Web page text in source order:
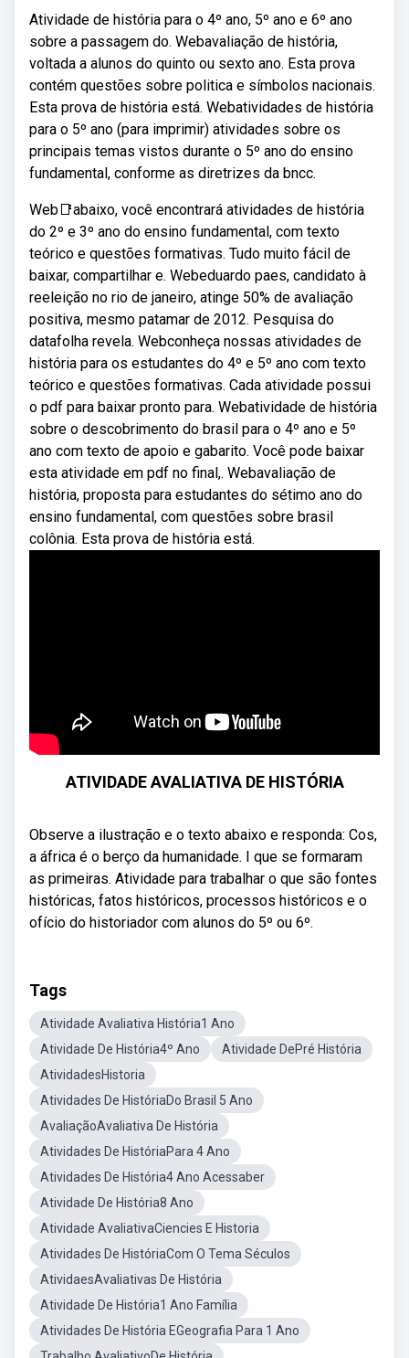
Atividade de história para o 4º ano, 5º ano e 6º ano
sobre a passagem do. Webavaliação de história,
voltada a alunos do quinto ou sexto ano. Esta prova
contém questões sobre politica e símbolos nacionais.
Esta prova de história está. Webatividades de história
para o 5º ano (para imprimir) atividades sobre os
principais temas vistos durante o 5º ano do ensino
fundamental, conforme as diretrizes da bncc.
Web📑abaixo, você encontrará atividades de história
do 2º e 3º ano do ensino fundamental, com texto
teórico e questões formativas. Tudo muito fácil de
baixar, compartilhar e. Webeduardo paes, candidato à
reeleição no rio de janeiro, atinge 50% de avaliação
positiva, mesmo patamar de 2012. Pesquisa do
datafolha revela. Webconheça nossas atividades de
história para os estudantes do 4º e 5º ano com texto
teórico e questões formativas. Cada atividade possui
o pdf para baixar pronto para. Webatividade de história
sobre o descobrimento do brasil para o 4º ano e 5º
ano com texto de apoio e gabarito. Você pode baixar
esta atividade em pdf no final,. Webavaliação de
história, proposta para estudantes do sétimo ano do
ensino fundamental, com questões sobre brasil
colônia. Esta prova de história está.
ATIVIDADE AVALIATIVA DE HISTÓRIA
Observe a ilustração e o texto abaixo e responda: Cos,
a áfrica é o berço da humanidade. I que se formaram
as primeiras. Atividade para trabalhar o que são fontes
históricas, fatos históricos, processos históricos e o
ofício do historiador com alunos do 5º ou 6º.
Tags
Atividade Avaliativa História1 Ano
Atividade De História4º Ano
Atividade DePré História
AtividadesHistoria
Atividades De HistóriaDo Brasil 5 Ano
AvaliaçãoAvaliativa De História
Atividades De HistóriaPara 4 Ano
Atividades De História4 Ano Acessaber
Atividade De História8 Ano
Atividade AvaliativaCiencies E Historia
Atividades De HistóriaCom O Tema Séculos
AtividaesAvaliativas De História
Atividade De História1 Ano Família
Atividades De História EGeografia Para 1 Ano